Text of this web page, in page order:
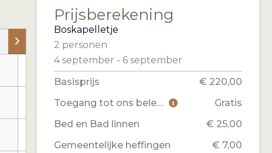
wo 9 sep
€ 272,00 € 272,00 € 272,00
- € 385,50 € 385,50
Prijsberekening
Boskapelletje
2 personen
4 september - 6 september
Basisprijs
€ 220,00
Toegang tot ons belevingsprogramma
Gratis
Bed en Bad linnen
€ 25,00
Gemeentelijke heffingen
€ 7,00